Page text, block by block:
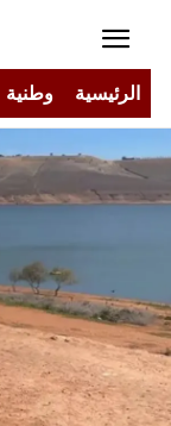
الرئيسية وطنية